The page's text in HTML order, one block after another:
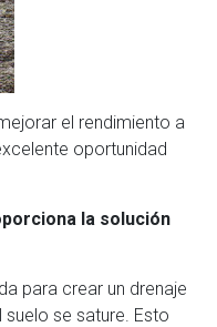
el rendimiento a
oportunidad
la solución
para crear un drenaje
se sature. Esto